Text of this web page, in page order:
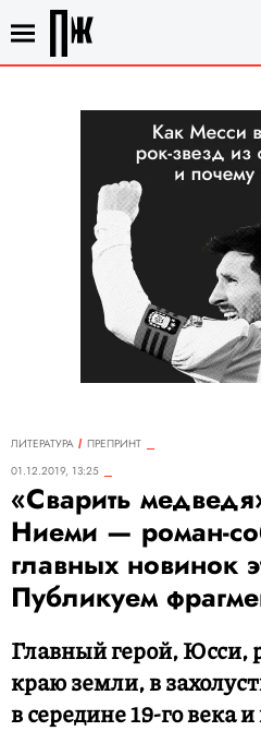
ЛИТЕРАТУРА
ПРЕПРИНТ
01.12.2019, 13:25
«Сварить
Ниеми — роман-
главных новинок
Публикуем
Главный герой, Юсси,
краю земли, в
в середине 19-го века